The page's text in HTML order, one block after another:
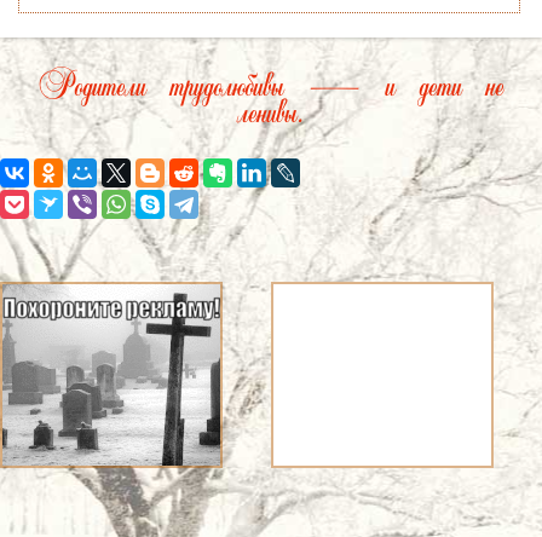
Родители трудолюбивы — и дети не
ленивы.